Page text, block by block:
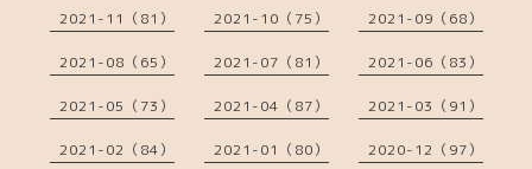
2021-11（81） 2021-10（75） 2021-09（68）
2021-08（65） 2021-07（81） 2021-06（83）
2021-05（73） 2021-04（87） 2021-03（91）
2021-02（84） 2021-01（80） 2020-12（97）